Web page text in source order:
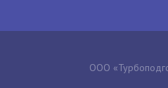
ООО